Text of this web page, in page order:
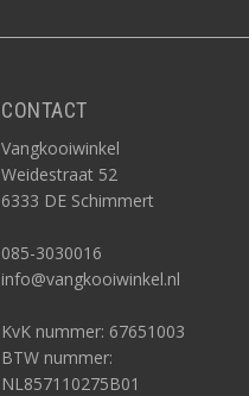
CONTACT
Vangkooiwinkel
Weidestraat 52
6333 DE Schimmert
085-3030016
info@vangkooiwinkel.nl
KvK nummer: 67651003
BTW nummer:
NL857110275B01